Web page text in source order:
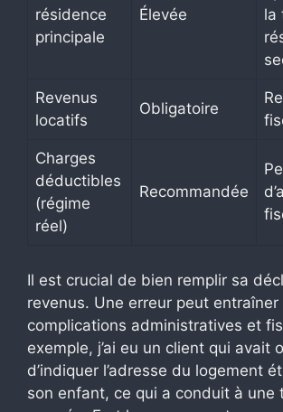
résidence
principale
Élevée
la
Revenus
locatifs
Obligatoire
Charges
déductibles
(régime
réel)
Recommandée
Il est crucial de bien remplir sa
revenus. Une erreur peut entraîner
complications administratives et
exemple, j’ai eu un client qui avait
d’indiquer l’adresse du logement
son enfant, ce qui a conduit à une